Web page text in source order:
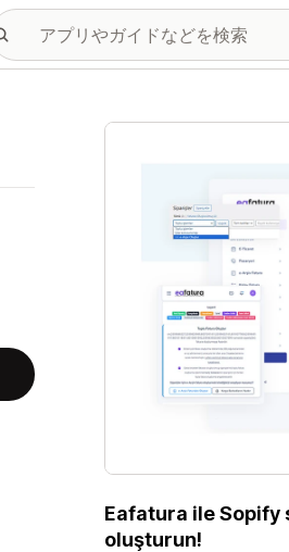
特集の画像ギャラリー
Eafatura ile Sopify
oluşturun!